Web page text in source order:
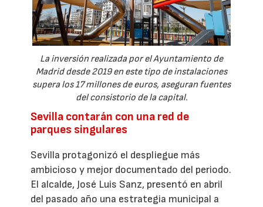
La inversión realizada por el Ayuntamiento de
Madrid desde 2019 en este tipo de instalaciones
supera los 17 millones de euros, aseguran fuentes
del consistorio de la capital.
Sevilla contarán con una red de
parques singulares
Sevilla protagonizó el despliegue más
ambicioso y mejor documentado del periodo.
El alcalde, José Luis Sanz, presentó en abril
del pasado año una estrategia municipal a